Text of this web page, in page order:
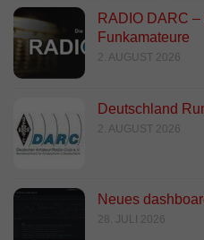
RADIO DARC
Funkamateure
2. AUGUST 2026
Deutschland
2. AUGUST 2026
Neues
28. JULI 2026